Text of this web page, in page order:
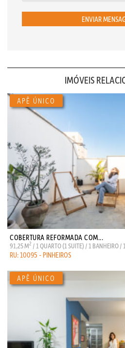
ENVIAR
IMÓVEIS
COBERTURA REFORMADA COM...
91,25 M2 / 1 QUARTO (1 SUITE) / 1 BANHEIRO /
RU: 10095 - PINHEIROS